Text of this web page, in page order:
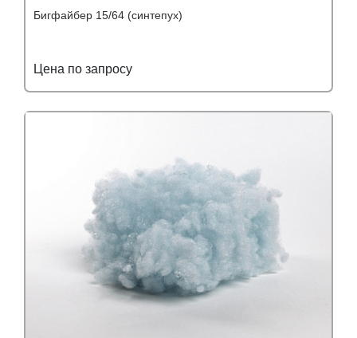
Бигфайбер 15/64 (синтепух)
Цена по запросу